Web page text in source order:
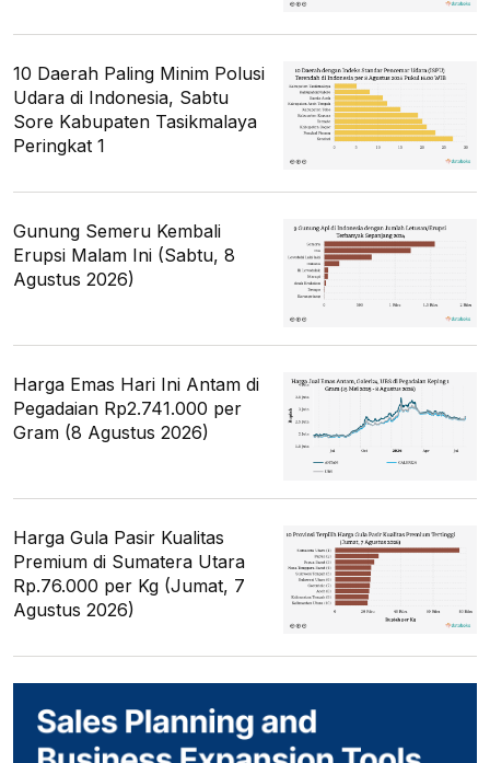
10 Daerah Paling Minim Polusi
Udara di Indonesia, Sabtu
Sore Kabupaten Tasikmalaya
Peringkat 1
Gunung Semeru Kembali
Erupsi Malam Ini (Sabtu, 8
Agustus 2026)
Harga Emas Hari Ini Antam di
Pegadaian Rp2.741.000 per
Gram (8 Agustus 2026)
Harga Gula Pasir Kualitas
Premium di Sumatera Utara
Rp.76.000 per Kg (Jumat, 7
Agustus 2026)